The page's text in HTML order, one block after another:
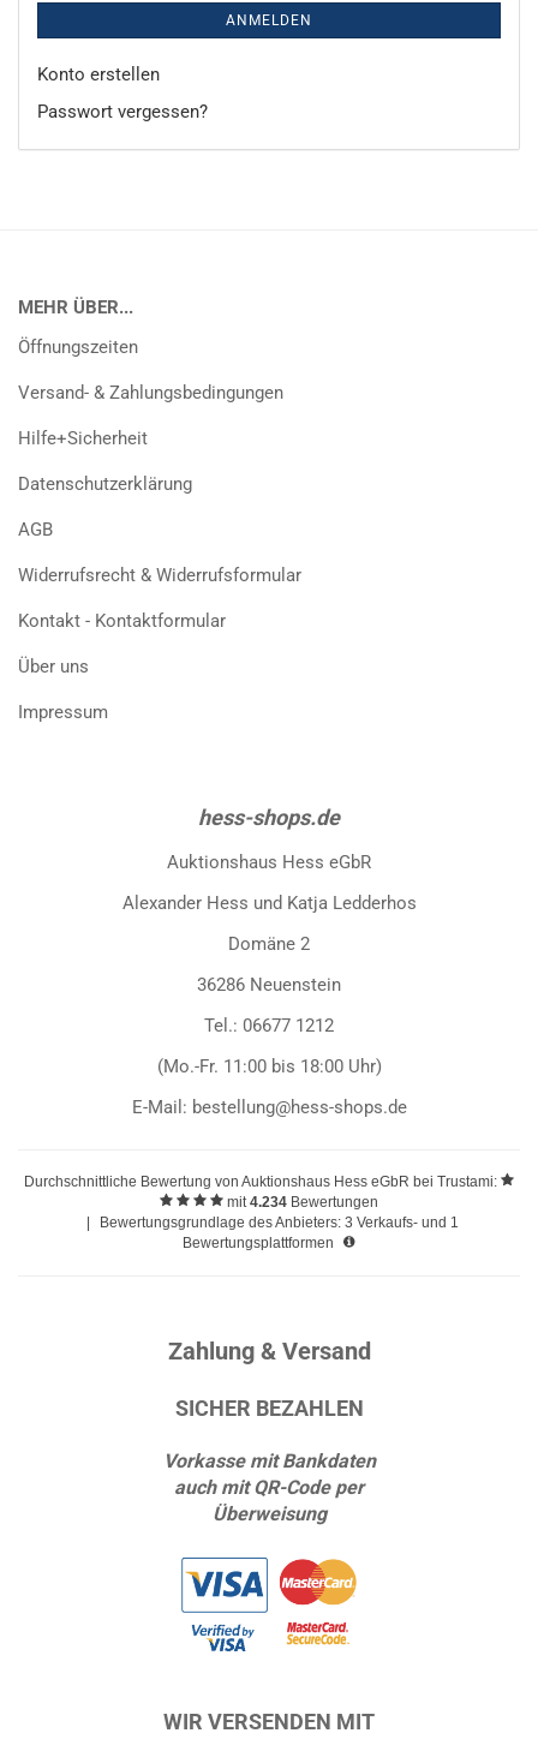
ANMELDEN
Konto erstellen
Passwort vergessen?
MEHR ÜBER...
Öffnungszeiten
Versand- & Zahlungsbedingungen
Hilfe+Sicherheit
Datenschutzerklärung
AGB
Widerrufsrecht & Widerrufsformular
Kontakt - Kontaktformular
Über uns
Impressum
hess-shops.de
Auktionshaus Hess eGbR
Alexander Hess und Katja Ledderhos
Domäne 2
36286 Neuenstein
Tel.: 06677 1212
(Mo.-Fr. 11:00 bis 18:00 Uhr)
E-Mail: bestellung@hess-shops.de
Durchschnittliche Bewertung von Auktionshaus Hess eGbR bei Trustami:
mit4.234 Bewertungen
Bewertungsgrundlage des Anbieters: 3 Verkaufs- und 1
Bewertungsplattformen
Zahlung & Versand
SICHER BEZAHLEN
Vorkasse mit Bankdaten
auch mit QR-Code per
Überweisung
WIR VERSENDEN MIT